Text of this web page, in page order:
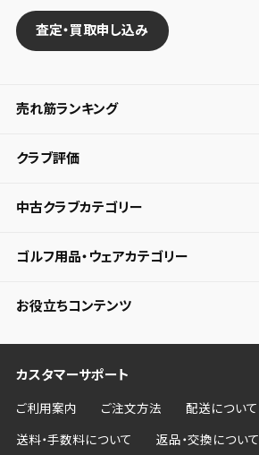
査定・買取申し込み
売れ筋ランキング
クラブ評価
中古クラブカテゴリー
ゴルフ用品・ウェアカテゴリー
お役立ちコンテンツ
カスタマーサポート
ご利用案内 ご注文方法 配送について
送料・手数料について 返品・交換について